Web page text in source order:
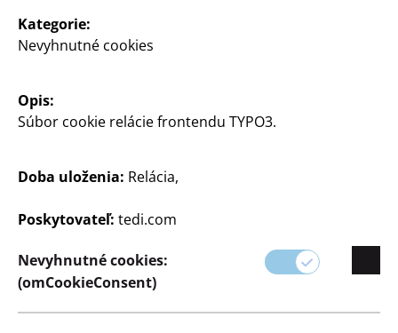
Umelé kvety
Kategorie:
Nevyhnutné cookies
Opis:
Súbor cookie relácie frontendu TYPO3.
Doba uloženia: Relácia,
Poskytovateľ: tedi.com
Nevyhnutné cookies:
(omCookieConsent)